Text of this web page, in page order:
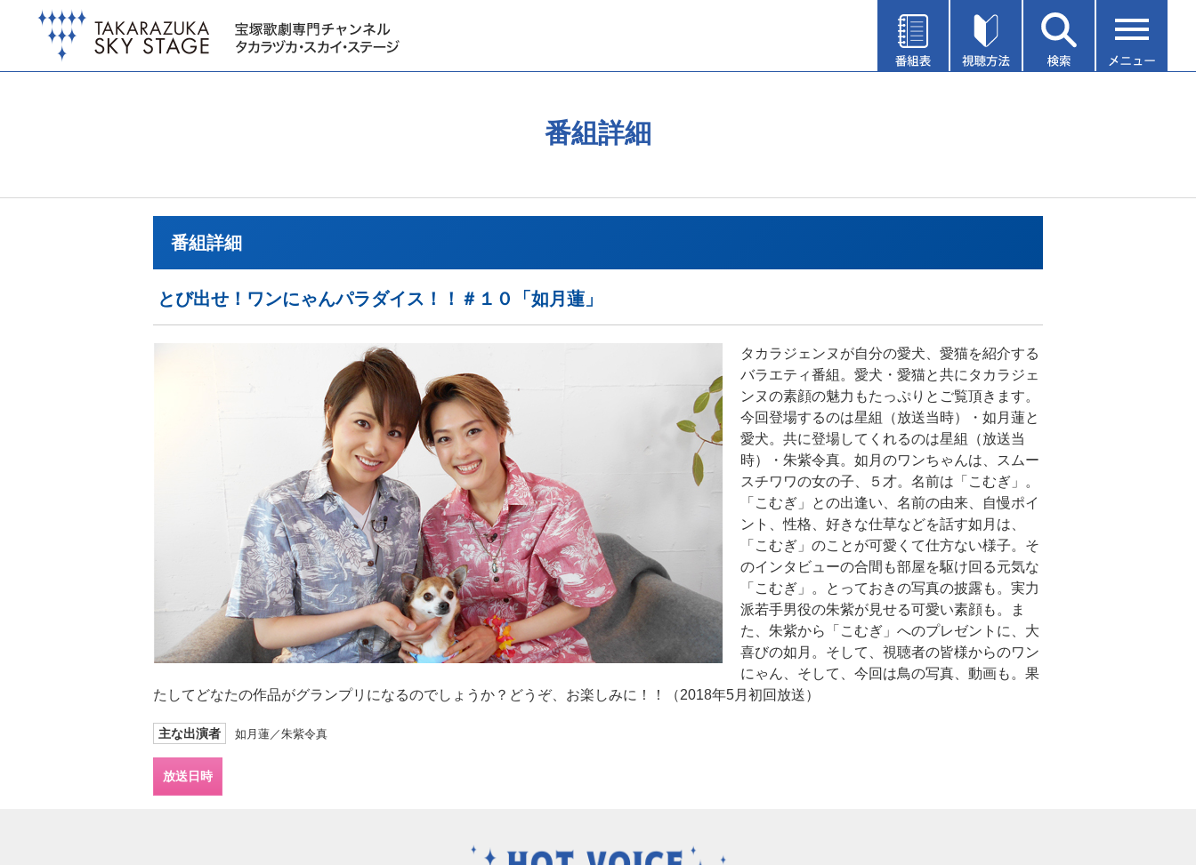
番組詳細
番組詳細
とび出せ！ワンにゃんパラダイス！！＃１０「如月蓮」
タカラジェンヌが自分の愛犬、愛猫を紹介する
バラエティ番組。愛犬・愛猫と共にタカラジェ
ンヌの素顔の魅力もたっぷりとご覧頂きます。
今回登場するのは星組（放送当時）・如月蓮と
愛犬。共に登場してくれるのは星組（放送当
時）・朱紫令真。如月のワンちゃんは、スムー
スチワワの女の子、５才。名前は「こむぎ」。
「こむぎ」との出逢い、名前の由来、自慢ポイ
ント、性格、好きな仕草などを話す如月は、
「こむぎ」のことが可愛くて仕方ない様子。そ
のインタビューの合間も部屋を駆け回る元気な
「こむぎ」。とっておきの写真の披露も。実力
派若手男役の朱紫が見せる可愛い素顔も。ま
た、朱紫から「こむぎ」へのプレゼントに、大
喜びの如月。そして、視聴者の皆様からのワン
にゃん、そして、今回は鳥の写真、動画も。果
たしてどなたの作品がグランプリになるのでしょうか？どうぞ、お楽しみに！！（2018年5月初回放送）
主な出演者 如月蓮／朱紫令真
放送日時